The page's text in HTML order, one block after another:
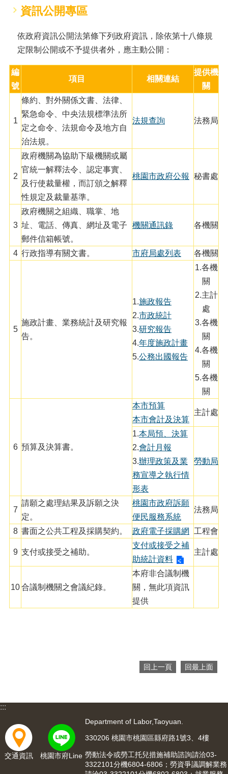
通
資
訊
服
政
訊
開
檔
用
站
箱
問
市
入
口
網
站
全
府
站
資
料
開
資訊公開專區
依政府資訊公開法第條下列政府資訊，除依第十八條規
定限制公開或不予提供者外，應主動公開：
編
號
項目 相關連結
提供機
關
1
條約、對外關係文書、法律、
緊急命令、中央法規標準法所
定之命令、法規命令及地方自
治法規。
法規查詢 法務局
2
政府機關為協助下級機關或屬
官統一解釋法令、認定事實、
及行使裁量權，而訂頒之解釋
性規定及裁量基準。
桃園市政府公報 秘書處
3
政府機關之組織、職掌、地
址、電話、傳真、網址及電子
郵件信箱帳號。
機關通訊錄 各機關
4 行政指導有關文書。 市府局處列表 各機關
5
施政計畫、業務統計及研究報
告。
1.施政報告
2.市政統計
3.研究報告
4.年度施政計畫
5.公務出國報告
1.各機
關
2.主計
處
3.各機
關
4.各機
關
5.各機
關
6 預算及決算書。
本市預算
本市會計及決算
主計處
1.本局預、決算
2.會計月報
3.辦理政策及業
務宣導之執行情
形表
勞動局
7
請願之處理結果及訴願之決
定。
桃園市政府訴願
便民服務系統
法務局
8 書面之公共工程及採購契約。 政府電子採購網 工程會
9 支付或接受之補助。
支付或接受之補
助統計資料
主計處
10合議制機關之會議紀錄。
本府非合議制機
關，無此項資訊
提供
回上一頁 回最上面
:::
交通資訊 桃園市府Line
Department of Labor,Taoyuan.
330206 桃園市桃園區縣府路1號3、4樓
勞動法令或勞工托兒措施補助諮詢請洽03-
3322101分機6804-6806；勞資爭議調解業務